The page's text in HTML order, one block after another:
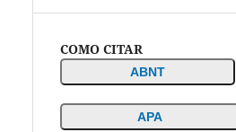
COMO CITAR
ABNT
APA